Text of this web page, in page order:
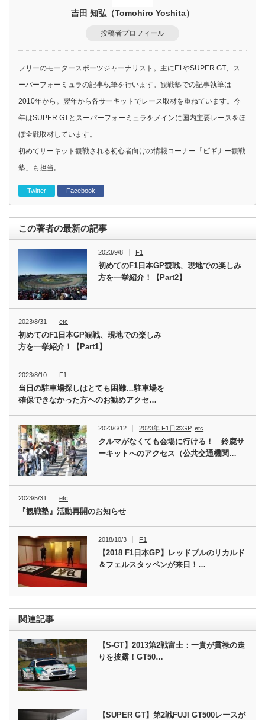
吉田 知弘（Tomohiro Yoshita）
投稿者プロフィール
フリーのモータースポーツジャーナリスト。主にF1やSUPER GT、ス
ーパーフォーミュラの記事執筆を行います。観戦塾での記事執筆は
2010年から。翌年から各サーキットでレース取材を重ねています。今
年はSUPER GTとスーパーフォーミュラをメインに国内主要レースをほ
ぼ全戦取材しています。
初めてサーキット観戦される初心者向けの情報コーナー「ビギナー観戦
塾」も担当。
Twitter Facebook
この著者の最新の記事
2023/9/8 F1
初めてのF1日本GP観戦、現地での楽しみ
方を一挙紹介！【Part2】
2023/8/31 etc
初めてのF1日本GP観戦、現地での楽しみ
方を一挙紹介！【Part1】
2023/8/10 F1
当日の駐車場探しはとても困難…駐車場を
確保できなかった方へのお勧めアクセ…
2023/6/12 2023年 F1日本GP,etc
クルマがなくても会場に行ける！ 鈴鹿サ
ーキットへのアクセス（公共交通機関…
2023/5/31 etc
『観戦塾』活動再開のお知らせ
2018/10/3 F1
【2018 F1日本GP】レッドブルのリカルド
＆フェルスタッペンが来日！…
関連記事
【S-GT】2013第2戦富士：一貴が貫禄の走
りを披露！GT50…
【SUPER GT】第2戦FUJI GT500レースが